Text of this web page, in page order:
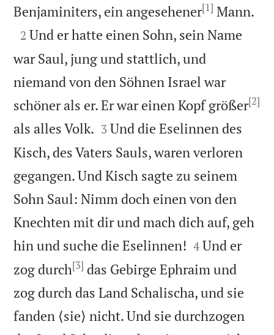
Benjaminiters, ein angesehener[1] Mann.

2 Und er hatte einen Sohn, sein Name
war Saul, jung und stattlich, und
niemand von den Söhnen Israel war
schöner als er. Er war einen Kopf größer[2]
als alles Volk. 

3 Und die Eselinnen des
Kisch, des Vaters Sauls, waren verloren
gegangen. Und Kisch sagte zu seinem
Sohn Saul: Nimm doch einen von den
Knechten mit dir und mach dich auf, geh
hin und suche die Eselinnen! 

4 Und er
zog durch[3] das Gebirge Ephraim und
zog durch das Land Schalischa, und sie
fanden ⟨sie⟩ nicht. Und sie durchzogen